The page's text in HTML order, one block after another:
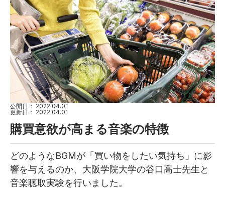
公開日： 2022.04.01
更新日： 2022.04.01
購買意欲が高まる音楽の特徴
どのようなBGMが「買い物をしたい気持ち」に影
響を与えるのか、大阪学院大学の谷口高士先生と
音楽聴取実験を行いました。